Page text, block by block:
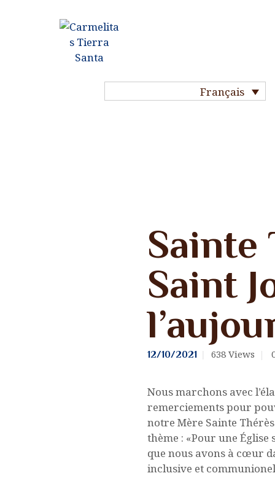
Français
ACCUEIL
HISTOIRE DU
MA VOCATION
NOUS CONTACTER
Sainte
Saint
12/10/2021 638 Views
Nous marchons avec
remerciements pour
notre Mère Sainte
thème : «Pour une
que nous avons à cœur
inclusive et